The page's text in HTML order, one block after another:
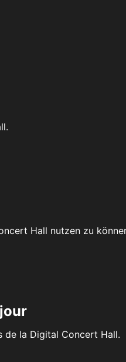
Hall nutzen zu
de la Digital Concert Hall.